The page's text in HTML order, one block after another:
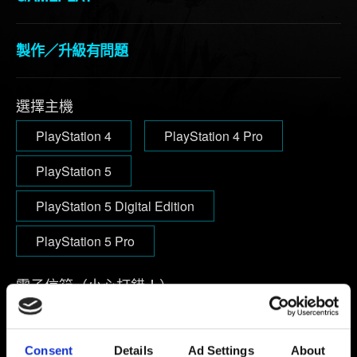
Consent Details Ad Settings About
製作／升級有問題
選擇主機
PlayStation 4
PlayStation 4 Pro
PlayStation 5
PlayStation 5 Digital Edition
PlayStation 5 Pro
電子信箱（小心打錯！）